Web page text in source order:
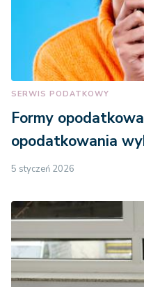
SERWIS PODATKOWY
Formy
opodatkowania
5 styczeń 2026